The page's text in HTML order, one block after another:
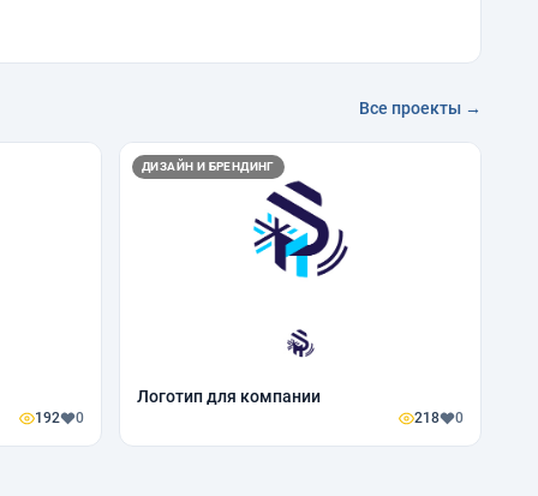
Все проекты →
192 0
ДИЗАЙН И БРЕНДИНГ
Логотип для компании
218 0